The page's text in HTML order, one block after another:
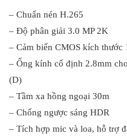
– Chuẩn nén H.265
– Độ phân giải 3.0 MP 2K
– Cảm biến CMOS kích thước
– Ống kính cố định 2.8mm
(D)
– Tầm xa hồng ngoại 30m
– Chống ngược sáng HDR
– Tích hợp mic và loa, hỗ trợ